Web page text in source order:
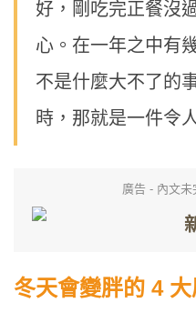
好，剛吃完正餐沒
心。在一年之中有
不是什麼大不了的
時，那就是一件令
廣告 - 內文未
冬天會變胖的 4 大